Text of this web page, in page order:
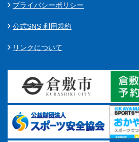
プライバシーポリシー
公式SNS 利用規約
リンクについて